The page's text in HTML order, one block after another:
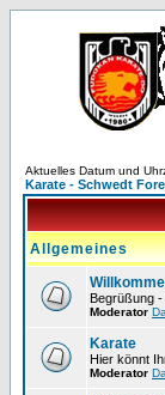
Aktuelles Datum und
Karate - Schwedt
Allgemeines
Begrüßung -
Moderator
Karate
Hier könnt
Moderator